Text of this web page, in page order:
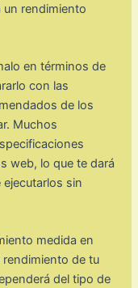
rendimiento
en términos de
con las
de los
Muchos
web, lo que te dará
ejecutarlos sin
medida en
rendimiento de tu
del tipo de